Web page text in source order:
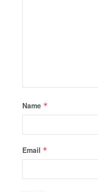
Name *
Email *